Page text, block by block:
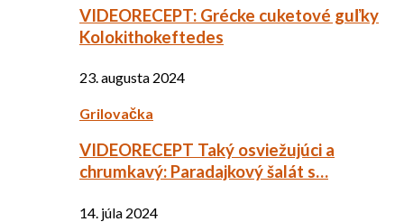
VIDEORECEPT: Grécke cuketové guľky
Kolokithokeftedes
23. augusta 2024
Grilovačka
VIDEORECEPT Taký osviežujúci a
chrumkavý: Paradajkový šalát s…
14. júla 2024